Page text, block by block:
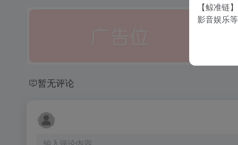
暂无评论
【鲸准链
影音娱乐